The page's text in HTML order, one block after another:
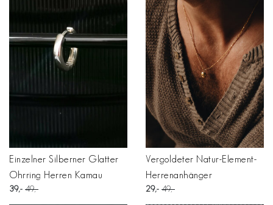
Einzelner Silberner Glatter
Ohrring Herren Kamau
39 49
Vergoldeter Natur-Element-
Herrenanhänger
29 49